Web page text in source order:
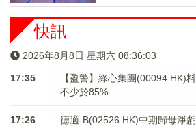
快訊
2026年8月8日 星期六 08:36:03
17:35
【盈警】綠心集團(00094.HK)
不少於85%
17:26 德適-B(02526.HK)中期歸母淨